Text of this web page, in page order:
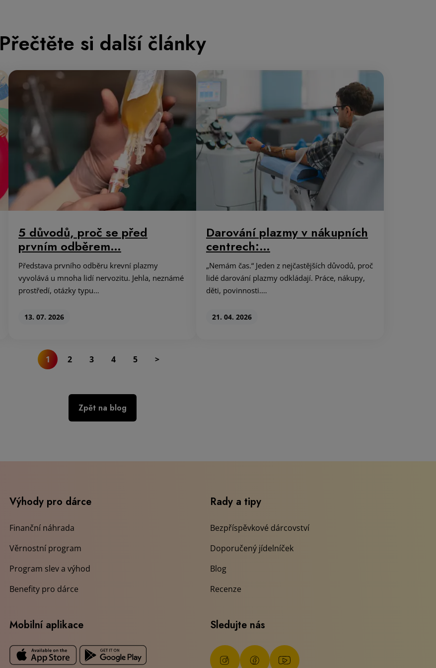
Přečtěte si další články
5 důvodů, proč se před
prvním odběrem…
Představa prvního odběru krevní plazmy
vyvolává u mnoha lidí nervozitu. Jehla, neznámé
prostředí, otázky typu…
13. 07. 2026
Darování plazmy v nákupních
centrech:…
„Nemám čas.“ Jeden z nejčastějších důvodů, proč
lidé darování plazmy odkládají. Práce, nákupy,
děti, povinnosti.…
21. 04. 2026
1 2 3 4 5 >
Zpět na blog
Výhody pro dárce
Finanční náhrada
Věrnostní program
Program slev a výhod
Benefity pro dárce
Rady a tipy
Bezpříspěvkové dárcovství
Doporučený jídelníček
Blog
Recenze
Mobilní aplikace Sledujte nás